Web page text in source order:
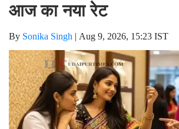
आज का नया रेट
By Sonika Singh | Aug 9, 2026, 15:23 IST